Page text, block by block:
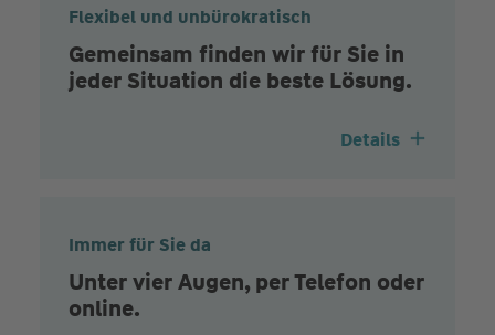
Flexibel und unbürokratisch
Gemeinsam finden wir für Sie in
jeder Situation die beste Lösung.
Details
Immer für Sie da
Unter vier Augen, per Telefon oder
online.